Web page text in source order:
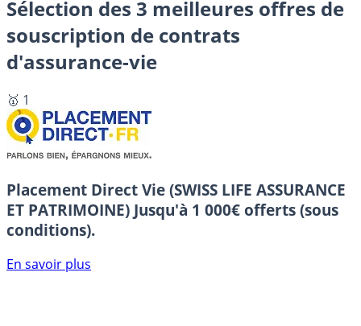
Sélection des 3 meilleures offres de
souscription de contrats
d'assurance-vie
🥇 1
Placement Direct Vie (SWISS LIFE ASSURANCE
ET PATRIMOINE) Jusqu'à 1 000€ offerts (sous
conditions).
En savoir plus